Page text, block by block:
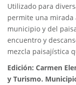
Utilizado para
permite una mirada
municipio y del
encuentro y
mezcla paisajística
Edición: Carmen
y Turismo.